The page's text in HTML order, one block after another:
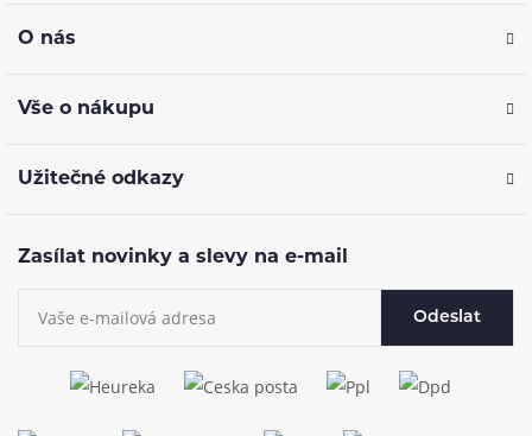
O nás
Vše o nákupu
Užitečné odkazy
Zasílat novinky a slevy na e-mail
Odeslat